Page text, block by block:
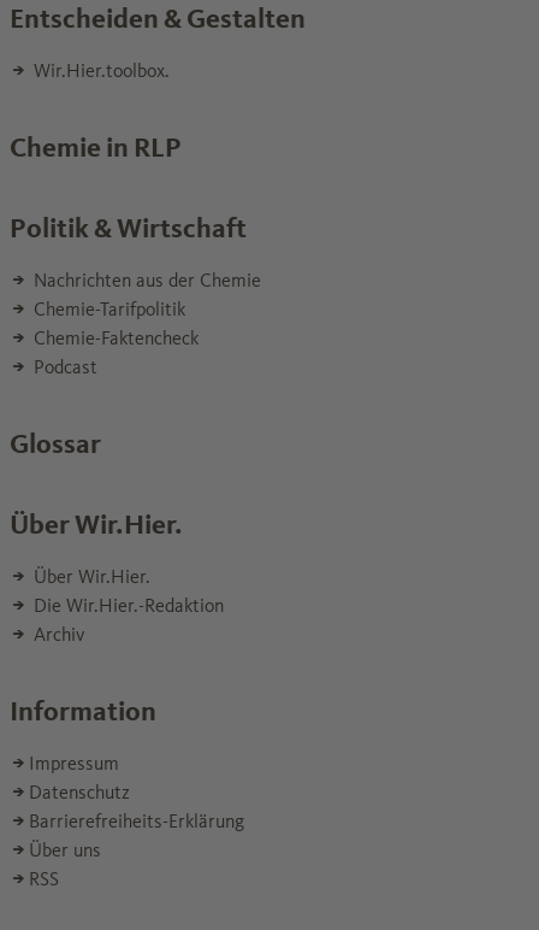
Entscheiden & Gestalten
Wir.Hier.toolbox.
Chemie in RLP
Politik & Wirtschaft
Nachrichten aus der Chemie
Chemie-Tarifpolitik
Chemie-Faktencheck
Podcast
Glossar
Über Wir.Hier.
Über Wir.Hier.
Die Wir.Hier.-Redaktion
Archiv
Information
Impressum
Datenschutz
Barrierefreiheits-Erklärung
Über uns
RSS